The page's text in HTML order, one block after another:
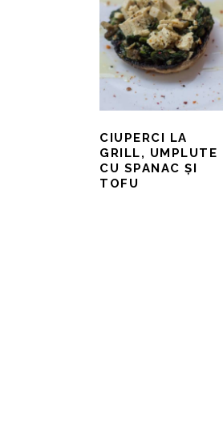
CIUPERCI LA
GRILL, UMPLUTE
CU SPANAC ȘI
TOFU